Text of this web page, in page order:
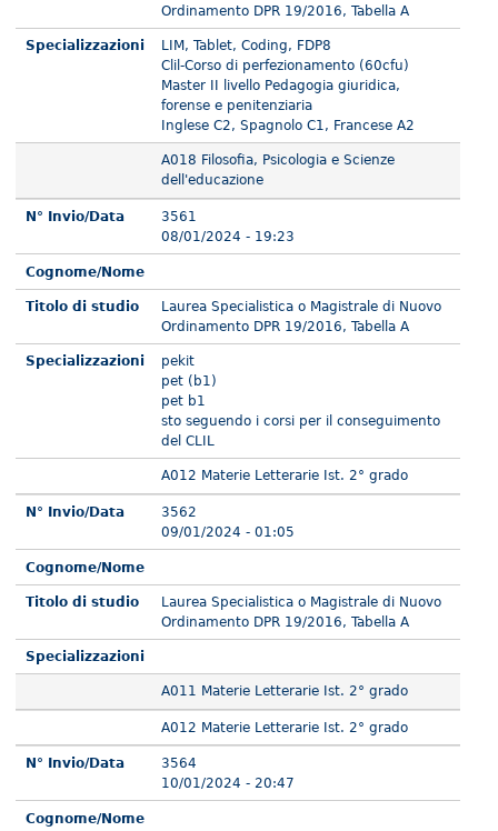
Ordinamento DPR 19/2016, Tabella A
Specializzazioni
LIM, Tablet, Coding, FDP8
Clil-Corso di perfezionamento (60cfu)
Master II livello Pedagogia giuridica,
forense e penitenziaria
Inglese C2, Spagnolo C1, Francese A2
A018 Filosofia, Psicologia e Scienze
dell'educazione
N° Invio/Data
3561
08/01/2024 - 19:23
Cognome/Nome
Titolo di studio
Laurea Specialistica o Magistrale di Nuovo
Ordinamento DPR 19/2016, Tabella A
Specializzazioni
pekit
pet (b1)
pet b1
sto seguendo i corsi per il conseguimento
del CLIL
A012 Materie Letterarie Ist. 2° grado
N° Invio/Data
3562
09/01/2024 - 01:05
Cognome/Nome
Titolo di studio
Laurea Specialistica o Magistrale di Nuovo
Ordinamento DPR 19/2016, Tabella A
Specializzazioni
A011 Materie Letterarie Ist. 2° grado
A012 Materie Letterarie Ist. 2° grado
N° Invio/Data
3564
10/01/2024 - 20:47
Cognome/Nome